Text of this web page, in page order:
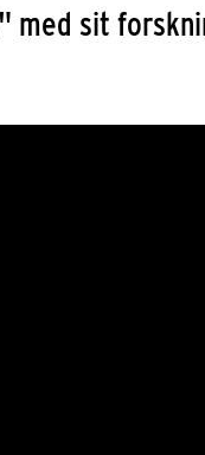
med sit